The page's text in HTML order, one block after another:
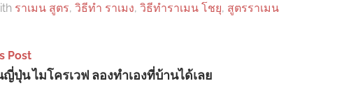
ราเมน สูตร, วิธีทํา ราเมง, วิธีทําราเมน โชยุ, สูตรราเมน
Post
ปุ่น ไมโครเวฟ ลองทำเองที่บ้านได้เลย